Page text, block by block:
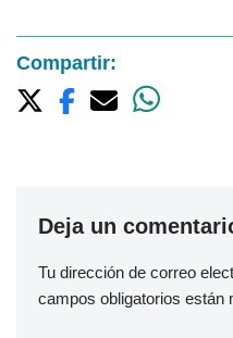
Compartir:
Deja un
Tu dirección de correo
campos obligatorios están